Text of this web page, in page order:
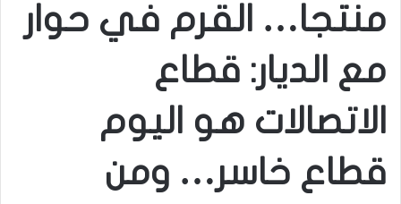
منتجا… القرم في حوار
مع الديار: قطاع
الاتصالات هو اليوم
قطاع خاسر… ومن